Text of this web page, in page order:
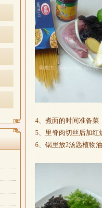
4、煮面的时间准备菜
5、里脊肉切丝后加红
6、锅里放2汤匙植物